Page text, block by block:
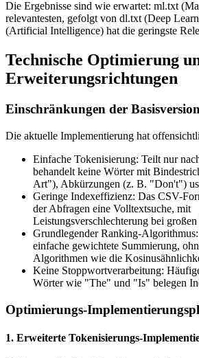
Die Ergebnisse sind wie erwartet: ml.txt
relevantesten, gefolgt von dl.txt (Deep
(Artificial Intelligence) hat die geringste
Technische Optimierung
Erweiterungsrichtungen
Einschränkungen der Basisversion
Die aktuelle Implementierung hat
Einfache Tokenisierung: Teilt nur
behandelt keine Wörter mit
Art"), Abkürzungen (z. B. "Don't")
Geringe Indexeffizienz: Das CSV-
der Abfragen eine Volltextsuche, mit
Leistungsverschlechterung bei großen
Grundlegender Ranking-
einfache gewichtete Summierung,
Algorithmen wie die
Keine Stoppwortverarbeitung:
Wörter wie "The" und "Is" belegen
Optimierungs-
1. Erweiterte Tokenisierungs-